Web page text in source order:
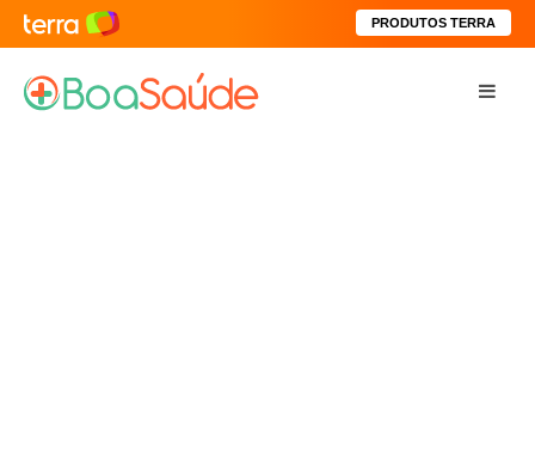
PRODUTOS TERRA